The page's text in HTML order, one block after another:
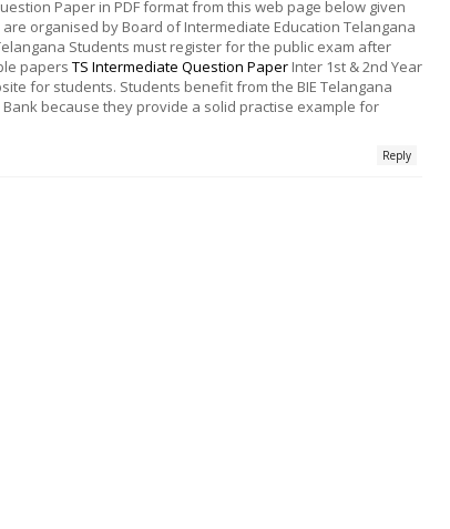
Paper in PDF format from this web page below given
organised by Board of Intermediate Education Telangana
Students must register for the public exam after
papers TS Intermediate Question PaperInter 1st & 2nd Year
for students. Students benefit from the BIE Telangana
because they provide a solid practise example for
Reply